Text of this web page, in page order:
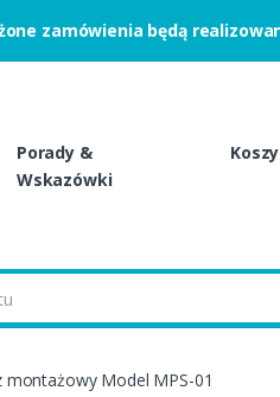
Porady &
Wskazówki
montażowy Model MPS-01
zamówienia będą